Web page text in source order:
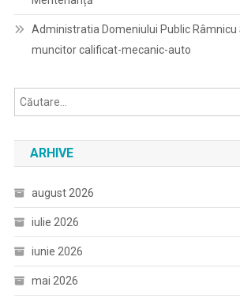
Administratia Domeniului Public
muncitor calificat-mecanic-auto
ARHIVE
august 2026
iulie 2026
iunie 2026
mai 2026